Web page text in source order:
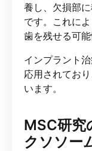
養し、欠損部
です。これに
歯を残せる可能
インプラント
応用されてお
います。
MSC研究
クソソー